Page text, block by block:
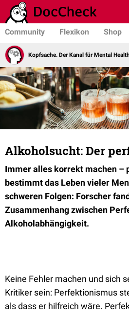
Community Flexikon Shop
Kopfsache. Der Kanal für Mental Health
Alkoholsucht: Der
Immer alles korrekt machen –
bestimmt das Leben vieler
schweren Folgen: Forscher
Zusammenhang zwischen
Alkoholabhängigkeit.
Keine Fehler machen und sich
Kritiker sein: Perfektionismus
als dass er hilfreich wäre.